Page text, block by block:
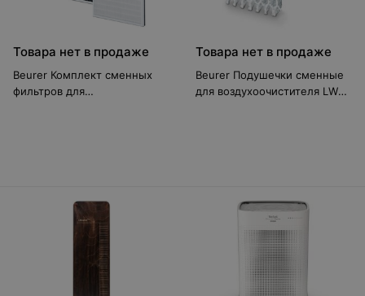
Товара нет в продаже
Beurer Комплект сменных
фильтров для
Товара нет в продаже
Beurer Подушечки сменные
для воздухоочистителя LW